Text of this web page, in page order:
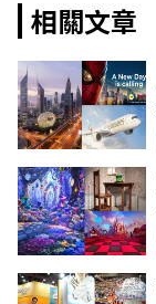
相關文章